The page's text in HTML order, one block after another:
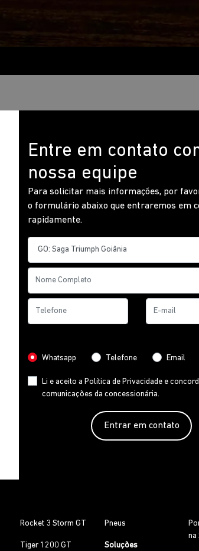
Entre em contato
nossa equipe
Para solicitar mais informações, por
o formulário abaixo que entraremos em
rapidamente.
Whatsapp Telefone Email
Li e aceito a Política de Privacidade e
comunicações da concessionária.
Entrar em contato
Rocket 3 Storm GT
Tiger 1200 GT
Pneus
Soluções
na